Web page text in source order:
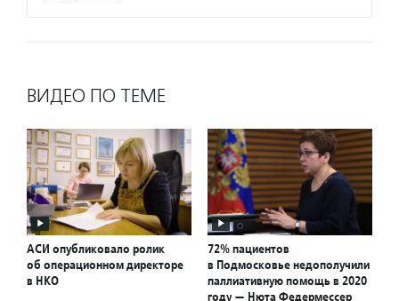
ВИДЕО ПО ТЕМЕ
АСИ опубликовало ролик
об операционном директоре
в НКО
72% пациентов
в Подмосковье недополучили
паллиативную помощь в 2020
году — Нюта Федермессер